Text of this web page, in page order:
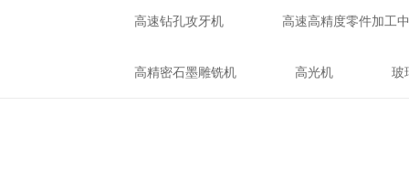
高速钻孔攻牙机 高速高精度零件加工
高精密石墨雕铣机 高光机 玻